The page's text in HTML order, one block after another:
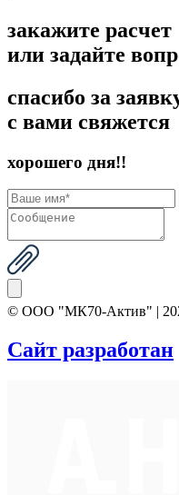
закажите расчет
или задайте
спасибо за
с вами свяжется
хорошего дня!!
© ООО "МК70-Актив" |
Сайт разработан